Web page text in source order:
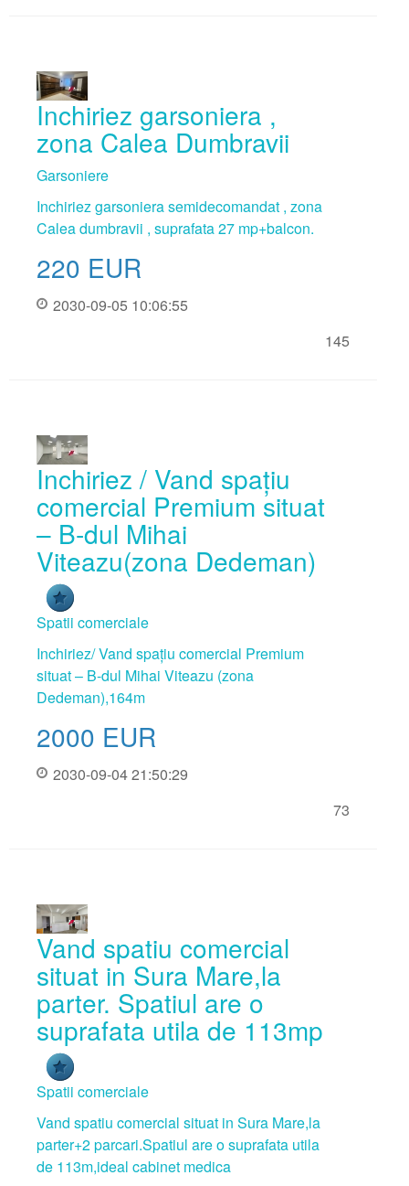
Inchiriez garsoniera ,
zona Calea Dumbravii
Garsoniere
Inchiriez garsoniera semidecomandat , zona
Calea dumbravii , suprafata 27 mp+balcon.
220 EUR
2030-09-05 10:06:55
145
Inchiriez / Vand spațiu
comercial Premium situat
– B-dul Mihai
Viteazu(zona Dedeman)
Spatii comerciale
Inchiriez/ Vand spațiu comercial Premium
situat – B-dul Mihai Viteazu (zona
Dedeman),164m
2000 EUR
2030-09-04 21:50:29
73
Vand spatiu comercial
situat in Sura Mare,la
parter. Spatiul are o
suprafata utila de 113mp
Spatii comerciale
Vand spatiu comercial situat in Sura Mare,la
parter+2 parcari.Spatiul are o suprafata utila
de 113m,ideal cabinet medica